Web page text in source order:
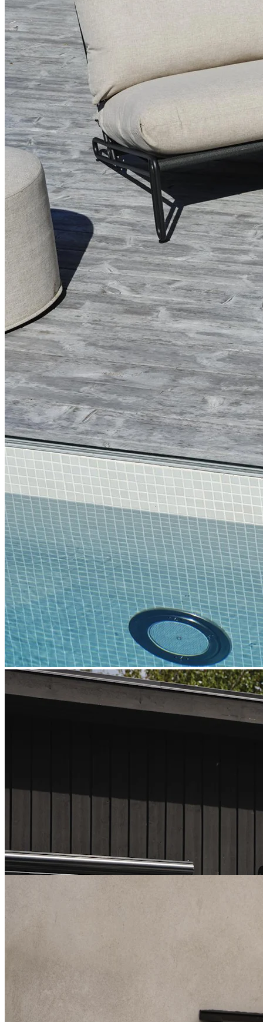
Designet, som er rent og moderne, passer godt ind i mange typer
terrasser. Med modulerne i serien kan du bygge Samvaro sofaen i
enhver størrelse. Stellet fås i hvid, sort og khaki.